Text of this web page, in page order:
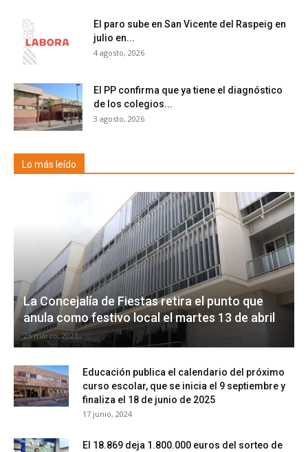
El paro sube en San Vicente del Raspeig en
julio en...
4 agosto, 2026
El PP confirma que ya tiene el diagnóstico
de los colegios...
3 agosto, 2026
Lo más leído
La Concejalía de Fiestas retira el punto que
anula como festivo local el martes 13 de abril
25 marzo, 2021
Educación publica el calendario del próximo
curso escolar, que se inicia el 9 septiembre y
finaliza el 18 de junio de 2025
17 junio, 2024
El 18.869 deja 1.800.000 euros del sorteo de